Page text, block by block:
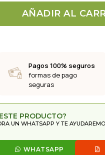
AÑADIR AL
Pagos 100% seguros
formas de pago
seguras
PRODUCTO?
UN WHATSAPP Y TE
WHATSAPP